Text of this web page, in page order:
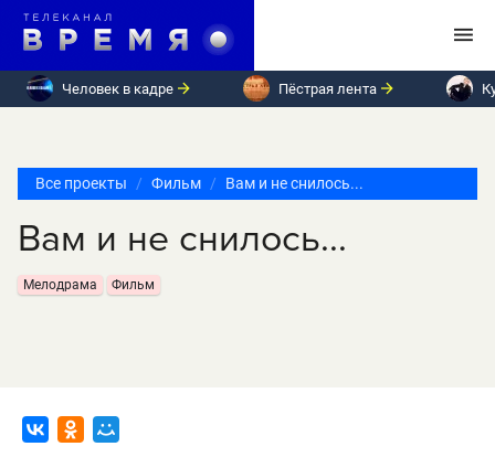
Человек в кадре Пёстрая лента
Все проекты Фильм Вам и не снилось...
Вам и не снилось...
Мелодрама Фильм